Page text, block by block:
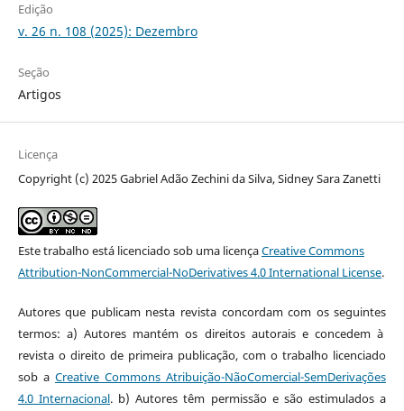
Edição
v. 26 n. 108 (2025): Dezembro
Seção
Artigos
Licença
Copyright (c) 2025 Gabriel Adão Zechini da Silva, Sidney Sara Zanetti
Este trabalho está licenciado sob uma licençaCreative Commons
Attribution-NonCommercial-NoDerivatives 4.0 International License.
Autores que publicam nesta revista concordam com os seguintes
termos: a) Autores mantém os direitos autorais e concedem à
revista o direito de primeira publicação, com o trabalho licenciado
sob a Creative Commons Atribuição-NãoComercial-SemDerivações
4.0 Internacional. b) Autores têm permissão e são estimulados a